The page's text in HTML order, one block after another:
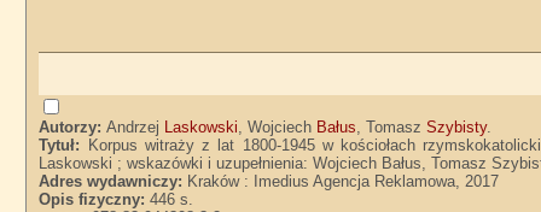
Autorzy:Andrzej Laskowski, Wojciech Bałus, TomaszSzybisty.
Tytuł:
Korpus witraży z lat 1800-1945 w kościołach
Laskowski ; wskazówki i uzupełnienia: Wojciech Bałus, Tomasz
Adres wydawniczy: Kraków : Imedius Agencja Reklamowa, 2017
Opis fizyczny:446 s.